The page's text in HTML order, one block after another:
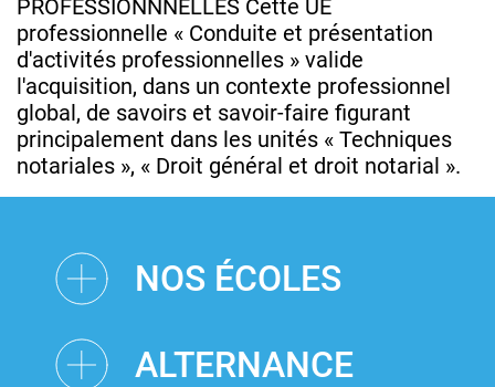
PROFESSIONNNELLES Cette UE
professionnelle « Conduite et présentation
d'activités professionnelles » valide
l'acquisition, dans un contexte professionnel
global, de savoirs et savoir-faire figurant
principalement dans les unités « Techniques
notariales », « Droit général et droit notarial ».
NOS ÉCOLES
ALTERNANCE